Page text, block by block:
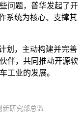
问题，普华发起了开
系统为核心、支撑其
划，主动构建并完善
伴，共同推动开源软
工业的发展。
新研究部总监